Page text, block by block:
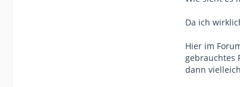
Da ich
Hier im
gebrauchtes
dann